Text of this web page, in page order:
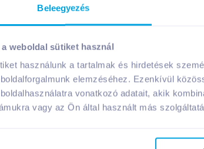
Beleegyezés
a weboldal sütiket használ
használunk a tartalmak és hirdetések
elemzéséhez. Ezenkívül
vonatkozó adatait, akik
vagy az Ön által használt más
közben pedig tartsa be a termék
tisztítószer 1 l